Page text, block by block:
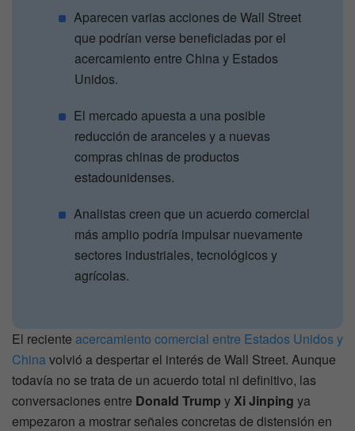
Aparecen varias acciones de Wall Street
que podrían verse beneficiadas por el
acercamiento entre China y Estados
Unidos.
El mercado apuesta a una posible
reducción de aranceles y a nuevas
compras chinas de productos
estadounidenses.
Analistas creen que un acuerdo comercial
más amplio podría impulsar nuevamente
sectores industriales, tecnológicos y
agrícolas.
El reciente acercamiento comercial entre Estados Unidos y
Chinavolvió a despertar el interés de Wall Street. Aunque
todavía no se trata de un acuerdo total ni definitivo, las
conversaciones entre Donald Trump yXi Jinping ya
empezaron a mostrar señales concretas de distensión en